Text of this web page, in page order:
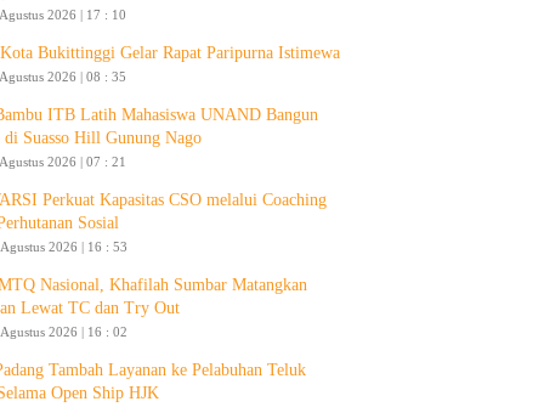
2026 | 17 : 10
Bukittinggi Gelar Rapat Paripurna Istimewa
2026 | 08 : 35
ITB Latih Mahasiswa UNAND Bangun
di Suasso Hill Gunung Nago
2026 | 07 : 21
Perkuat Kapasitas CSO melalui Coaching
Sosial
2026 | 16 : 53
Nasional, Khafilah Sumbar Matangkan
Lewat TC dan Try Out
2026 | 16 : 02
Tambah Layanan ke Pelabuhan Teluk
Open Ship HJK